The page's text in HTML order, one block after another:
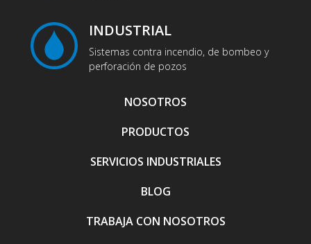
INDUSTRIAL
Sistemas contra incendio, de bombeo y
perforación de pozos
NOSOTROS
PRODUCTOS
SERVICIOS INDUSTRIALES
BLOG
TRABAJA CON NOSOTROS